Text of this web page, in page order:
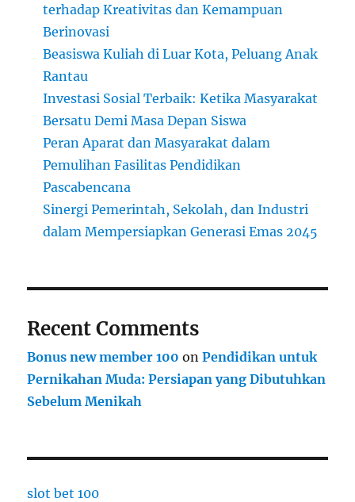
terhadap Kreativitas dan Kemampuan
Berinovasi
Beasiswa Kuliah di Luar Kota, Peluang Anak
Rantau
Investasi Sosial Terbaik: Ketika Masyarakat
Bersatu Demi Masa Depan Siswa
Peran Aparat dan Masyarakat dalam
Pemulihan Fasilitas Pendidikan
Pascabencana
Sinergi Pemerintah, Sekolah, dan Industri
dalam Mempersiapkan Generasi Emas 2045
Recent Comments
Bonus new member 100 onPendidikan untuk
Pernikahan Muda: Persiapan yang Dibutuhkan
Sebelum Menikah
slot bet 100